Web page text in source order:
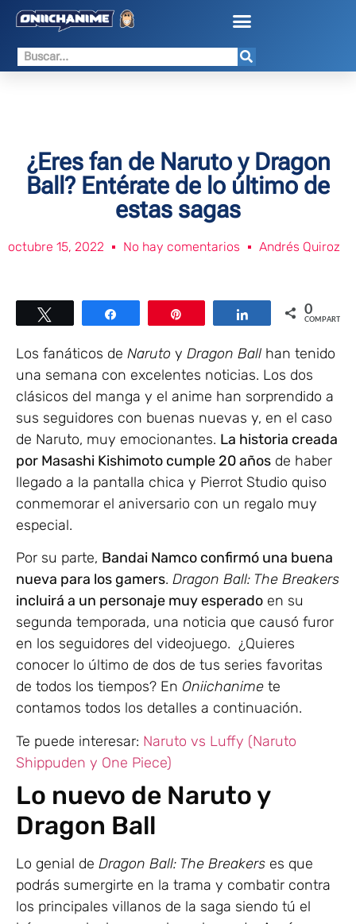
¿Eres fan de Naruto y Dragon
Ball? Entérate de lo último de
estas sagas
octubre 15, 2022 No hay comentarios Andrés Quiroz
Compartir Compartir0
COMPARTIR
Los fanáticos de Naruto y Dragon Ball han tenido
una semana con excelentes noticias. Los dos
clásicos del manga y el anime han sorprendido a
sus seguidores con buenas nuevas y, en el caso
de Naruto, muy emocionantes. La historia creada
por Masashi Kishimoto cumple 20 años de haber
llegado a la pantalla chica y Pierrot Studio quiso
conmemorar el aniversario con un regalo muy
especial.
Por su parte, Bandai Namco confirmó una buena
nueva para los gamers. Dragon Ball: The Breakers
incluirá a un personaje muy esperado en su
segunda temporada, una noticia que causó furor
en los seguidores del videojuego. ¿Quieres
conocer lo último de dos de tus series favoritas
de todos los tiempos? En Oniichanime te
contamos todos los detalles a continuación.
Te puede interesar: Naruto vs Luffy (Naruto
Shippuden y One Piece)
Lo nuevo de Naruto y
Dragon Ball
Lo genial de Dragon Ball: The Breakers es que
podrás sumergirte en la trama y combatir contra
los principales villanos de la saga siendo tú el